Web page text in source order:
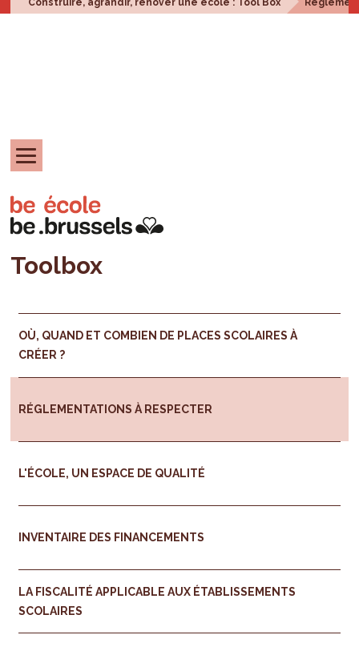
Construire, agrandir, rénover une école : Tool Box
Toolbox
OÙ, QUAND ET COMBIEN DE PLACES SCOLAIRES À
CRÉER ?
RÉGLEMENTATIONS À RESPECTER
L'ÉCOLE, UN ESPACE DE QUALITÉ
INVENTAIRE DES FINANCEMENTS
LA FISCALITÉ APPLICABLE AUX ÉTABLISSEMENTS
SCOLAIRES